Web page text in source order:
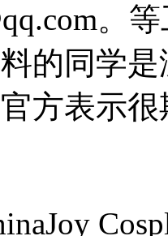
。
的同学
方表示